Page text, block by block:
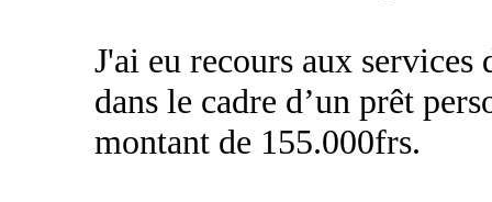
J'ai eu recours aux
dans le cadre d’un prêt
montant de 155.000frs.